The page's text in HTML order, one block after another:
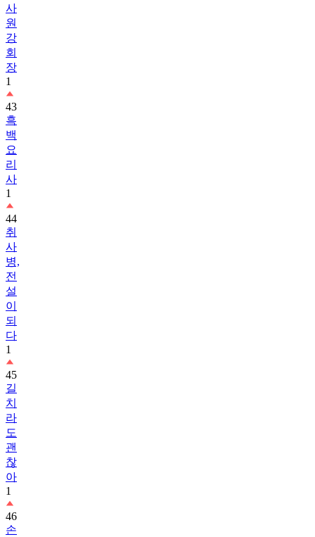
사
원
강
회
장
1
43
흑
백
요
리
사
1
44
취
사
병,
전
설
이
되
다
1
45
길
치
라
도
괜
찮
아
1
46
손